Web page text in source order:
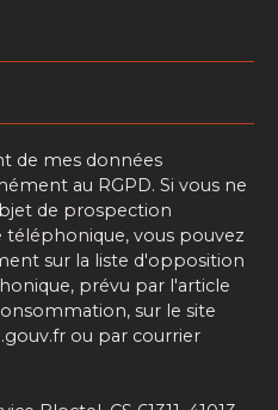
de mes données
au RGPD. Si vous ne
de prospection
vous pouvez
sur la liste d'opposition
prévu par l'article
sur le site
ou par courrier